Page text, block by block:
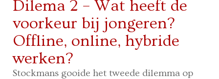
Dilema 2 – Wat heeft de
voorkeur bij jongeren?
Offline, online, hybride
werken?
Stockmans gooide het tweede dilemma op